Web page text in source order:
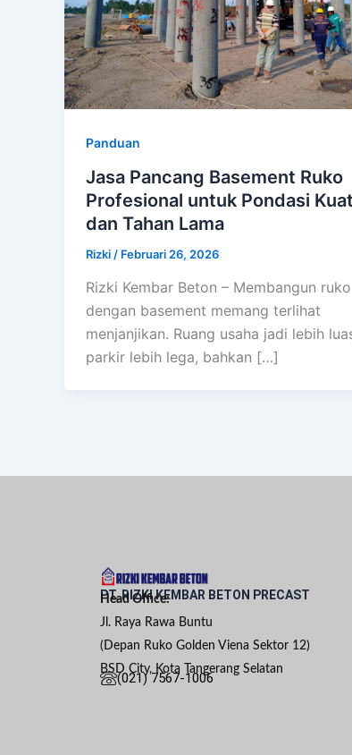
Panduan
Jasa Pancang Basement Ruko
Profesional untuk Pondasi Kuat
dan Tahan Lama
Rizki / Februari 26, 2026
Rizki Kembar Beton – Membangun ruko
dengan basement memang terlihat
menjanjikan. Ruang usaha jadi lebih
parkir lebih lega, bahkan […]
PT. RIZKI KEMBAR BETON PRECAST
Head Office:
Jl. Raya Rawa Buntu
(Depan Ruko Golden Viena Sektor 12)
BSD City, Kota Tangerang Selatan
(021) 7567-1006